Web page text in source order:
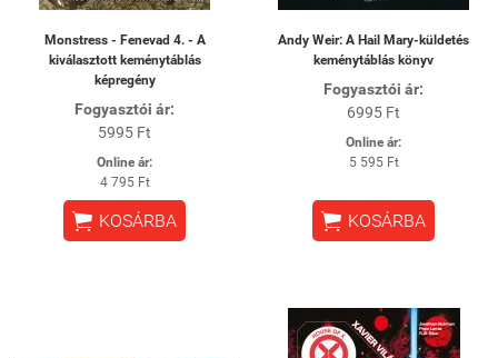
Monstress - Fenevad 4. - A
kiválasztott keménytáblás
képregény
Fogyasztói ár:
5995 Ft
Online ár:
4 795 Ft
 KOSÁRBA
Andy Weir: A Hail Mary-küldetés
keménytáblás könyv
Fogyasztói ár:
6995 Ft
Online ár:
5 595 Ft
 KOSÁRBA